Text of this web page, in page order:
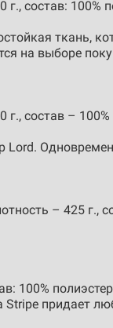
г., состав: 100%
ткань,
на выборе
г., состав –
Lord.
– 425 г.,
100%
Stripe придает